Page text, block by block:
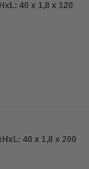
40 x 1,8 x 120
40 x 1,8 x 200